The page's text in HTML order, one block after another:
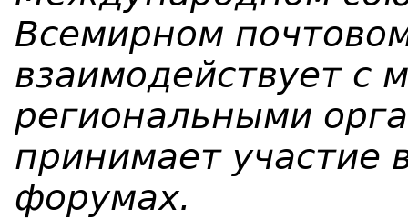
Всемирном
взаимодействует
региональными
принимает участие
форумах.